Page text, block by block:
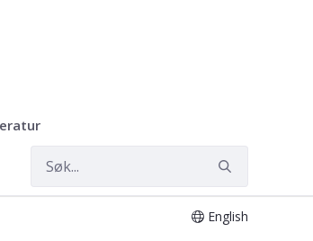
English